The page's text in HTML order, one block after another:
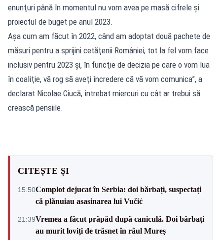
enunţuri până în momentul nu vom avea pe masă cifrele şi
proiectul de buget pe anul 2023.
Aşa cum am făcut în 2022, când am adoptat două pachete de
măsuri pentru a sprijini cetăţenii României, tot la fel vom face
inclusiv pentru 2023 şi, în funcţie de decizia pe care o vom lua
în coaliţie, vă rog să aveţi încredere că vă vom comunica”, a
declarat Nicolae Ciucă, întrebat miercuri cu cât ar trebui să
crească pensiile.
CITEȘTE ȘI
15:50Complot dejucat în Serbia: doi bărbați, suspectați
că plănuiau asasinarea lui Vučić
21:39Vremea a făcut prăpăd după caniculă. Doi bărbați
au murit loviți de trăsnet în râul Mureș